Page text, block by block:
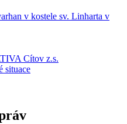
v kostele sv. Linharta v
Cítov z.s.
situace